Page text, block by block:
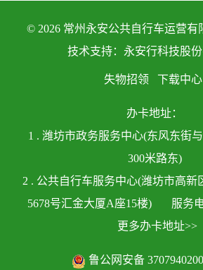
© 2026 常州永安公共自行车运营有
技术支持：永安行科技股
失物招领 下载中心
办卡地址：
1 . 潍坊市政务服务中心(东风东街
300米路东)
2 . 公共自行车服务中心(潍坊市高新
5678号汇金大厦A座15楼)
服务电
更多办卡地址>>
鲁公网安备